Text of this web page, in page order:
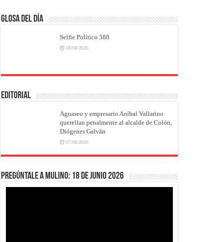
Glosa del Día
Selfie Político 588
08/08/2026
EDITORIAL
Aguaseo y empresario Aníbal Vallarino
querellan penalmente al alcalde de Colón,
Diógenes Galván
07/08/2026
Pregúntale a Mulino: 18 de junio 2026